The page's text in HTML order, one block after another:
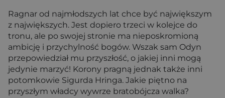
Ragnar od najmłodszych lat chce być największym
z największych. Jest dopiero trzeci w kolejce do
tronu, ale po swojej stronie ma nieposkromioną
ambicję i przychylność bogów. Wszak sam Odyn
przepowiedział mu przyszłość, o jakiej inni mogą
jedynie marzyć! Korony pragną jednak także inni
potomkowie Sigurda Hringa. Jakie piętno na
przyszłym władcy wywrze bratobójcza walka?